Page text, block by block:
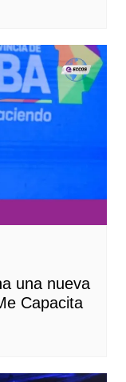
una nueva
Capacita